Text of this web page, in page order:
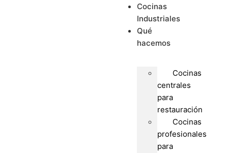
Cocinas
Industriales
Qué
hacemos
Cocinas
centrales
para
restauración
Cocinas
profesionales
para